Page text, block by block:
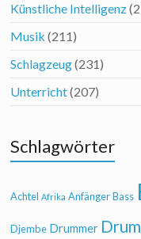
Künstliche Intelligenz
Musik (211)
Schlagzeug(231)
Unterricht(207)
Schlagwörter
Achtel Afrika Anfänger Bass
Djembe Drummer